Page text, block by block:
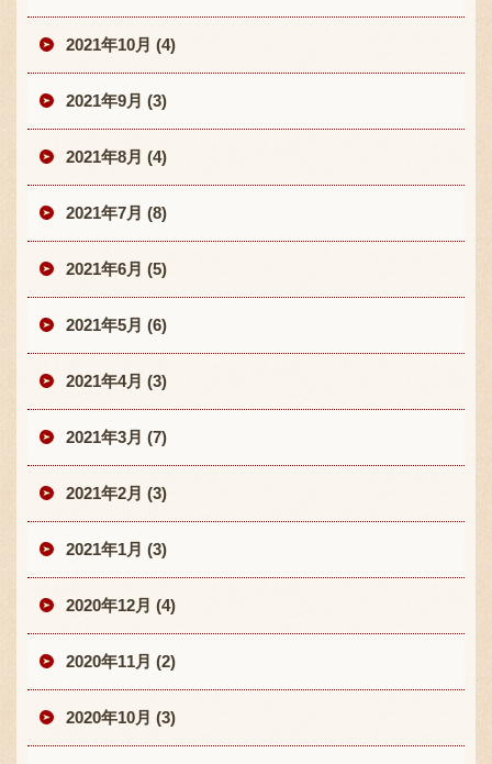
2021年10月 (4)
2021年9月 (3)
2021年8月 (4)
2021年7月 (8)
2021年6月 (5)
2021年5月 (6)
2021年4月 (3)
2021年3月 (7)
2021年2月 (3)
2021年1月 (3)
2020年12月 (4)
2020年11月 (2)
2020年10月 (3)